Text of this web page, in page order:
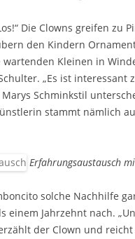
Die Clowns greifen zu
den Kindern
wartenden Kleinen in
„Es ist interessant
Marys Schminkstil
stammt nämlich
Erfahrungsaustausch
solche Nachhilfe
einem Jahrzehnt nach.
der Clown und